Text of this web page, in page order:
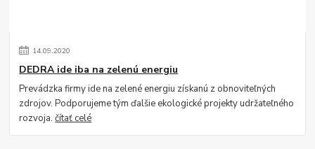
14.09.2020
DEDRA ide iba na zelenú energiu
Prevádzka firmy ide na zelené energiu získanú z obnoviteľných
zdrojov. Podporujeme tým ďalšie ekologické projekty udržateľného
rozvoja.čítať celé